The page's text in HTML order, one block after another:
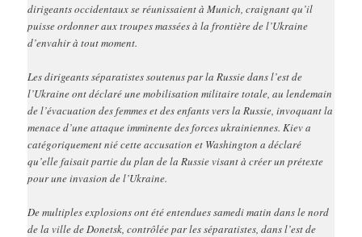
dirigeants occidentaux se réunissaient à Munich, craignant qu’il
puisse ordonner aux troupes massées à la frontière de l’Ukraine
d’envahir à tout moment.
Les dirigeants séparatistes soutenus par la Russie dans l’est de
l’Ukraine ont déclaré une mobilisation militaire totale, au lendemain
de l’évacuation des femmes et des enfants vers la Russie, invoquant la
menace d’une attaque imminente des forces ukrainiennes. Kiev a
catégoriquement nié cette accusation et Washington a déclaré
qu’elle faisait partie du plan de la Russie visant à créer un prétexte
pour une invasion de l’Ukraine.
De multiples explosions ont été entendues samedi matin dans le nord
de la ville de Donetsk, contrôlée par les séparatistes, dans l’est de